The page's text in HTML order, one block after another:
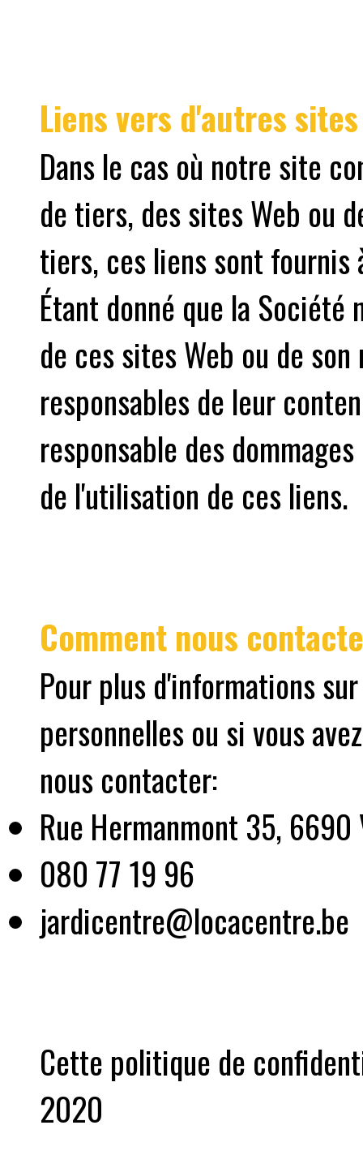
Liens vers d'autres sites
Dans le cas où notre site
de tiers, des sites Web ou
tiers, ces liens sont
Étant donné que la
de ces sites Web ou de
responsables de leur
responsable des
de l'utilisation de ces liens.
Comment nous
Pour plus d'informations
personnelles ou si vous
nous contacter:
Rue Hermanmont 35, 6690
080 77 19 96
jardicentre@locacentre.be
Cette politique de
2020